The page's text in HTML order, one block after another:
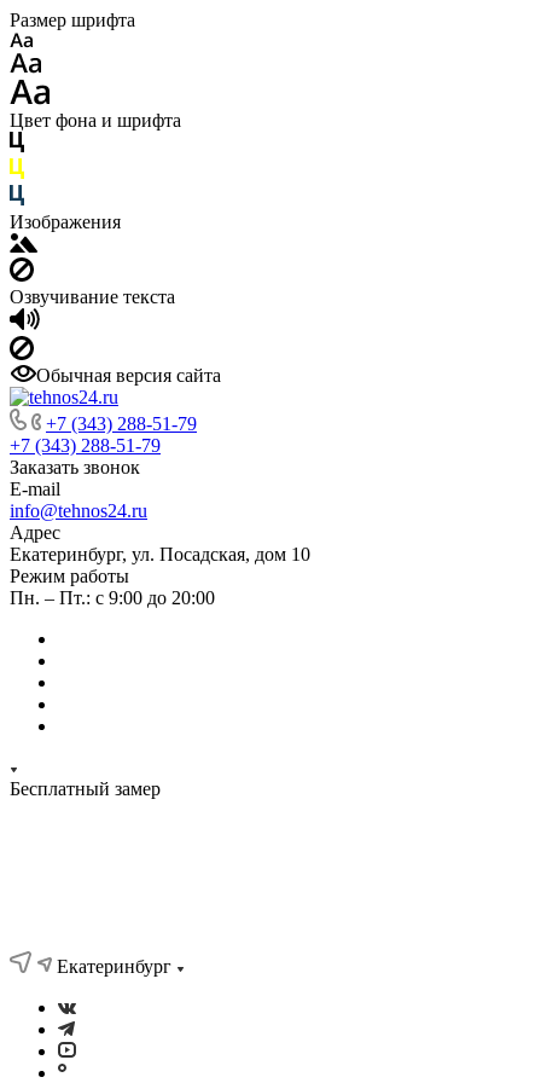
Размер шрифта
Цвет фона и шрифта
Изображения
Озвучивание текста
Обычная версия сайта
+7 (343) 288-51-79
+7 (343) 288-51-79
Заказать звонок
E-mail
info@tehnos24.ru
Адрес
Екатеринбург, ул. Посадская, дом 10
Режим работы
Пн. – Пт.: с 9:00 до 20:00
Бесплатный замер
Екатеринбург